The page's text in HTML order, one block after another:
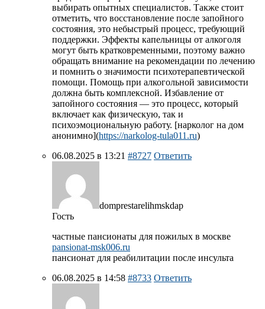
выбирать опытных специалистов. Также стоит
отметить, что восстановление после запойного
состояния, это небыстрый процесс, требующий
поддержки. Эффекты капельницы от алкоголя
могут быть кратковременными, поэтому важно
обращать внимание на рекомендации по лечению
и помнить о значимости психотерапевтической
помощи. Помощь при алкогольной зависимости
должна быть комплексной. Избавление от
запойного состояния — это процесс, который
включает как физическую, так и
психоэмоциональную работу. [нарколог на дом
анонимно](https://narkolog-tula011.ru)
06.08.2025 в 13:21 #8727 Ответить
domprestarelihmskdap
Гость
частные пансионаты для пожилых в москве
pansionat-msk006.ru
пансионат для реабилитации после инсульта
06.08.2025 в 14:58 #8733 Ответить